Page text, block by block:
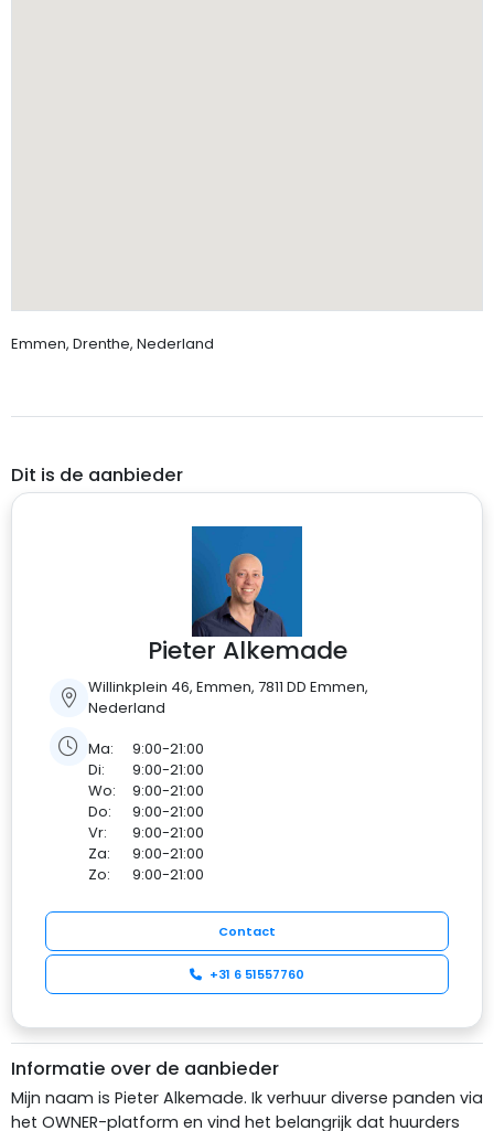
Emmen, Drenthe, Nederland
Dit is de aanbieder
Pieter Alkemade
Willinkplein 46, Emmen, 7811 DD Emmen,
Nederland
Ma:
9:00-21:00
Di:
9:00-21:00
Wo:
9:00-21:00
Do:
9:00-21:00
Vr:
9:00-21:00
Za:
9:00-21:00
Zo:
9:00-21:00
Contact
+31 6 51557760
Informatie over de aanbieder
Mijn naam is Pieter Alkemade. Ik verhuur diverse panden via
het OWNER-platform en vind het belangrijk dat huurders